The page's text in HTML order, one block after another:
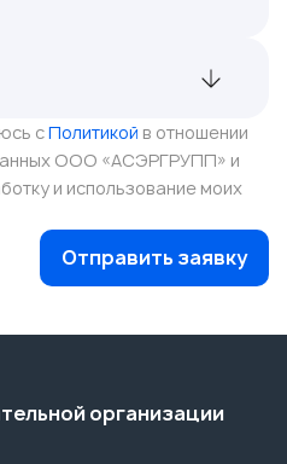
сПолитикой в отношении
ООО «АСЭРГРУПП» и
и использование моих
Отправить заявку
организации